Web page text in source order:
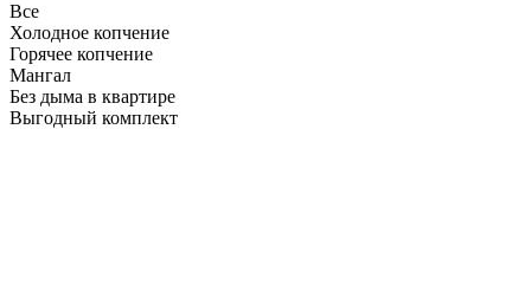
Все
Холодное копчение
Горячее копчение
Мангал
Без дыма в квартире
Выгодный комплект